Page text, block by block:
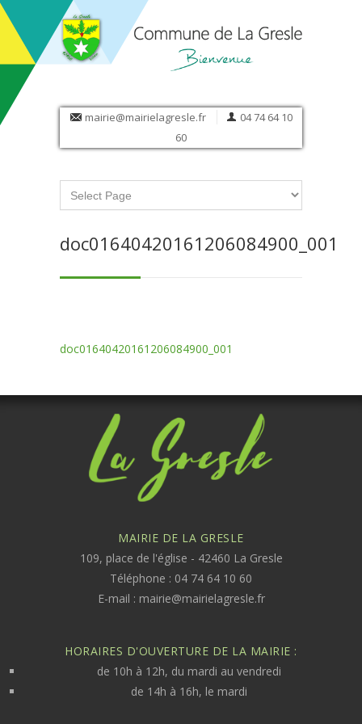
mairie@mairielagresle.fr
04 74 64 10
60
doc01640420161206084900_001
doc01640420161206084900_001
MAIRIE DE LA GRESLE
109, place de l'église - 42460 La Gresle
Téléphone : 04 74 64 10 60
E-mail : mairie@mairielagresle.fr
HORAIRES D'OUVERTURE DE LA MAIRIE :
de 10h à 12h, du mardi au vendredi
de 14h à 16h, le mardi